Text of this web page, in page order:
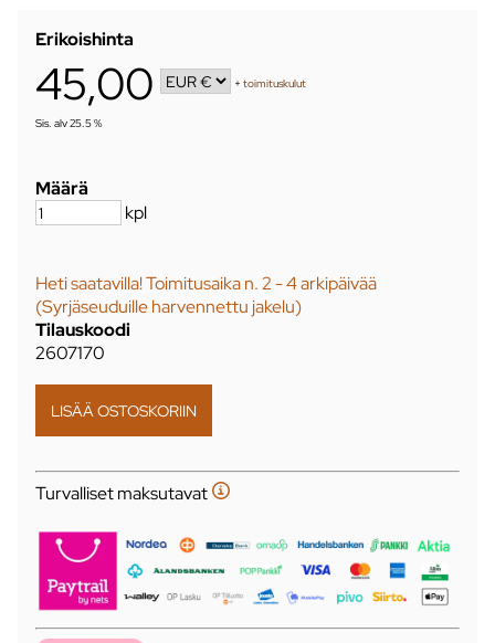
Erikoishinta
45,00 +toimituskulut
Sis. alv 25.5 %
Määrä
kpl
Heti saatavilla! Toimitusaika n. 2 - 4 arkipäivää
(Syrjäseuduille harvennettu jakelu)
Tilauskoodi
2607170
Turvalliset maksutavat